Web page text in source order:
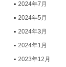
2024年7月
2024年5月
2024年3月
2024年1月
2023年12月